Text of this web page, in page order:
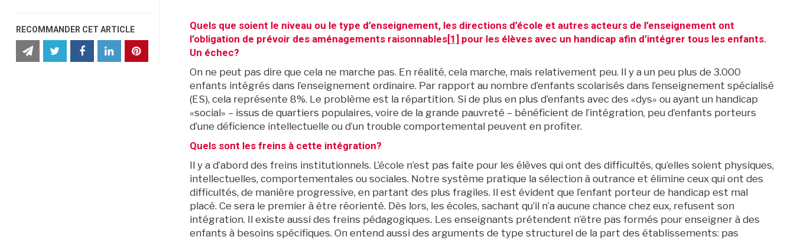
Quels que soient le niveau ou le type d’enseignement, les directions d’école et autres acteurs de l’enseignement ont
l’obligation de prévoir des aménagements raisonnables[1] pour les élèves avec un handicap afin d’intégrer tous les enfants.
Un échec?
On ne peut pas dire que cela ne marche pas. En réalité, cela marche, mais relativement peu. Il y a un peu plus de 3.000
enfants intégrés dans l’enseignement ordinaire. Par rapport au nombre d’enfants scolarisés dans l’enseignement spécialisé
(ES), cela représente 8%. Le problème est la répartition. Si de plus en plus d’enfants avec des «dys» ou ayant un handicap
«social» – issus de quartiers populaires, voire de la grande pauvreté – bénéficient de l’intégration, peu d’enfants porteurs
d’une déficience intellectuelle ou d’un trouble comportemental peuvent en profiter.
Quels sont les freins à cette intégration?
Il y a d’abord des freins institutionnels. L’école n’est pas faite pour les élèves qui ont des difficultés, qu’elles soient physiques,
intellectuelles, comportementales ou sociales. Notre système pratique la sélection à outrance et élimine ceux qui ont des
difficultés, de manière progressive, en partant des plus fragiles. Il est évident que l’enfant porteur de handicap est mal
placé. Ce sera le premier à être réorienté. Dès lors, les écoles, sachant qu’il n’a aucune chance chez eux, refusent son
intégration. Il existe aussi des freins pédagogiques. Les enseignants prétendent n’être pas formés pour enseigner à des
enfants à besoins spécifiques. On entend aussi des arguments de type structurel de la part des établissements: pas
RECOMMANDER CET ARTICLE
cet
article
partager
article
cet
article
cet
article
cet
article article